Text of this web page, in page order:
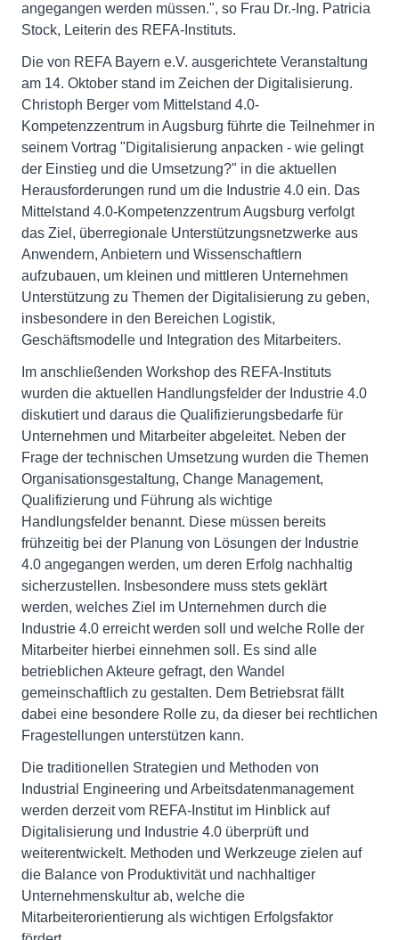
angegangen werden müssen.", so Frau Dr.-Ing. Patricia
Stock, Leiterin des REFA-Instituts.
Die von REFA Bayern e.V. ausgerichtete Veranstaltung
am 14. Oktober stand im Zeichen der Digitalisierung.
Christoph Berger vom Mittelstand 4.0-
Kompetenzzentrum in Augsburg führte die Teilnehmer in
seinem Vortrag "Digitalisierung anpacken - wie gelingt
der Einstieg und die Umsetzung?" in die aktuellen
Herausforderungen rund um die Industrie 4.0 ein. Das
Mittelstand 4.0-Kompetenzzentrum Augsburg verfolgt
das Ziel, überregionale Unterstützungsnetzwerke aus
Anwendern, Anbietern und Wissenschaftlern
aufzubauen, um kleinen und mittleren Unternehmen
Unterstützung zu Themen der Digitalisierung zu geben,
insbesondere in den Bereichen Logistik,
Geschäftsmodelle und Integration des Mitarbeiters.
Im anschließenden Workshop des REFA-Instituts
wurden die aktuellen Handlungsfelder der Industrie 4.0
diskutiert und daraus die Qualifizierungsbedarfe für
Unternehmen und Mitarbeiter abgeleitet. Neben der
Frage der technischen Umsetzung wurden die Themen
Organisationsgestaltung, Change Management,
Qualifizierung und Führung als wichtige
Handlungsfelder benannt. Diese müssen bereits
frühzeitig bei der Planung von Lösungen der Industrie
4.0 angegangen werden, um deren Erfolg nachhaltig
sicherzustellen. Insbesondere muss stets geklärt
werden, welches Ziel im Unternehmen durch die
Industrie 4.0 erreicht werden soll und welche Rolle der
Mitarbeiter hierbei einnehmen soll. Es sind alle
betrieblichen Akteure gefragt, den Wandel
gemeinschaftlich zu gestalten. Dem Betriebsrat fällt
dabei eine besondere Rolle zu, da dieser bei rechtlichen
Fragestellungen unterstützen kann.
Die traditionellen Strategien und Methoden von
Industrial Engineering und Arbeitsdatenmanagement
werden derzeit vom REFA-Institut im Hinblick auf
Digitalisierung und Industrie 4.0 überprüft und
weiterentwickelt. Methoden und Werkzeuge zielen auf
die Balance von Produktivität und nachhaltiger
Unternehmenskultur ab, welche die
Mitarbeiterorientierung als wichtigen Erfolgsfaktor